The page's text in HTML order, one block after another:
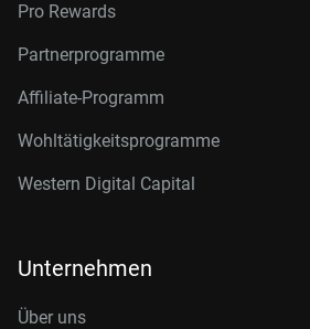
Pro Rewards
Partnerprogramme
Affiliate-Programm
Wohltätigkeitsprogramme
Western Digital Capital
Unternehmen
Über uns